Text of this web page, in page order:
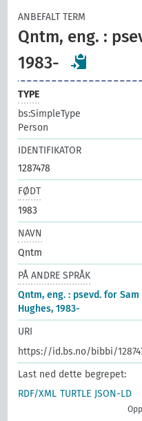
ANBEFALT TERM
Qntm, eng. :
1983-
TYPE
bs:SimpleType
Person
IDENTIFIKATOR
1287478
FØDT
1983
NAVN
Qntm
PÅ ANDRE SPRÅK
Qntm, eng. : psevd. for Sam
Hughes, 1983-
URI
https://id.bs.no/bibbi/
Last ned dette begrepet:
RDF/XML TURTLE JSON-LD